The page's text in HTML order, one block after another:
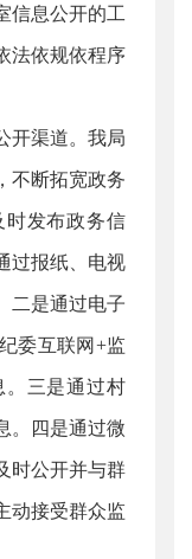
信息公开的工
法依规依程序
渠道。我局
不断拓宽政务
时发布政务信
过报纸、电视
二是通过电子
委互联网+监
。三是通过村
。四是通过微
时公开并与群
动接受群众监